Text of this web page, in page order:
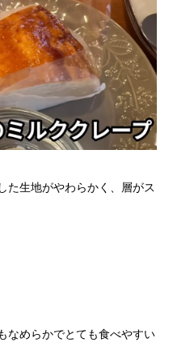
た生地がやわらかく、層がス
なめらかでとても食べやすい